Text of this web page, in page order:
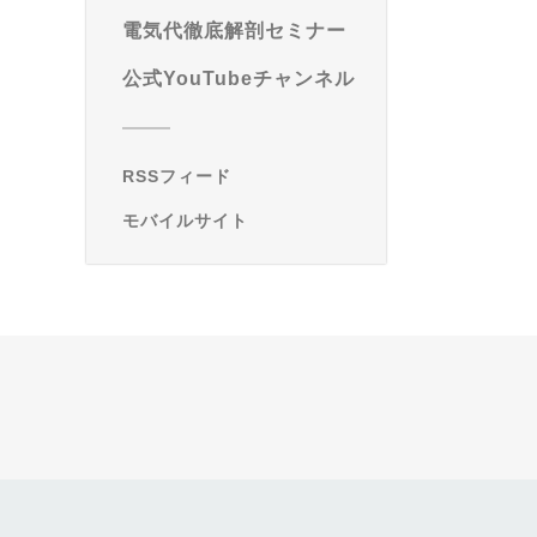
電気代徹底解剖セミナー
公式YouTubeチャンネル
RSSフィード
モバイルサイト